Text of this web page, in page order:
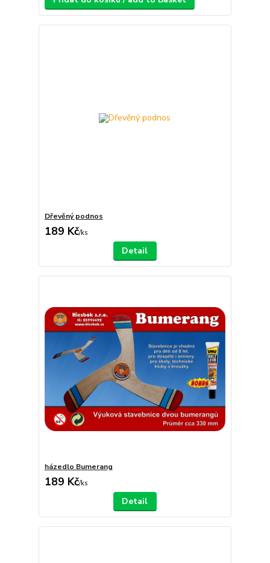
Dřevěný podnos
189 Kč/ks
Detail
házedlo Bumerang
189 Kč/ks
Detail